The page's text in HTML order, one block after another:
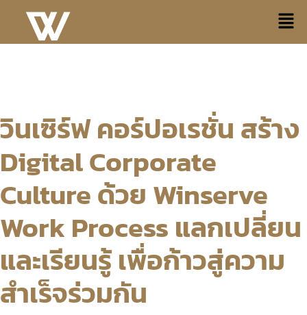
วินเซิร์ฟ คอร์ปอเรชั่น สร้าง
Digital Corporate
Culture ด้วย Winserve
Work Process แลกเปลี่ยน
และเรียนรู้ เพื่อก้าวสู่ความ
สำเร็จร่วมกัน